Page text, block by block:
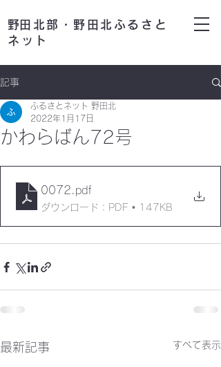
​野田北部・野田北ふるさと
ネット
記事
かわらばん72号
ふるさとネット 野田北
2022年1月17日
0072 .pdf
ダウンロード：PDF • 147KB
最新記事 すべて表示